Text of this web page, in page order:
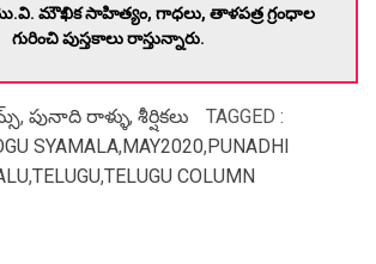
మౌఖిక సాహిత్యం, గాధలు, తాళపత్ర గ్రంధాల
గురించి పుస్తకాలు రాస్తున్నారు.
, పునాది రాళ్ళు, శీర్షికలు
TAGGED :
SYAMALA,MAY2020,PUNADHI
,TELUGU,TELUGU COLUMN